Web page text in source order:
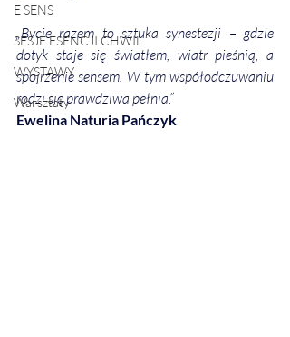
E SENS
SESJE ESENCJI CHWIL
WYSTAWY
Warsztaty
„Bycie razem to sztuka synestezji – gdzie
dotyk staje się światłem, wiatr pieśnią, a
spojrzenie sensem. W tym współodczuwaniu
rodzi się prawdziwa pełnia.”
Ewelina Naturia Pańczyk